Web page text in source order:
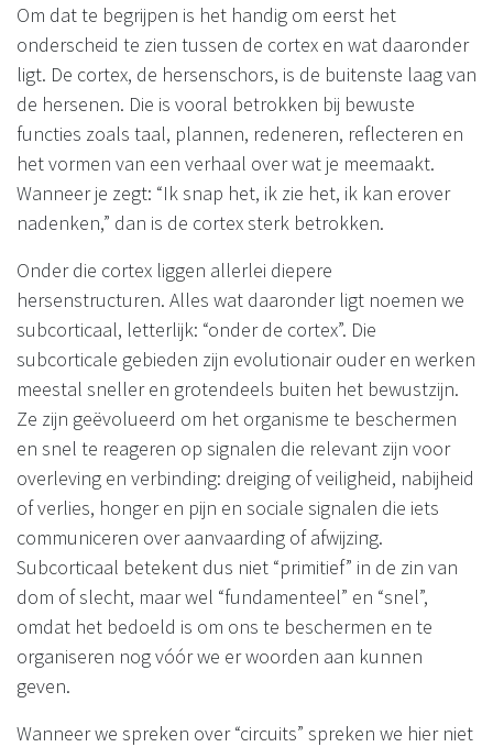
Om dat te begrijpen is het handig om eerst het
onderscheid te zien tussen de cortex en wat daaronder
ligt. De cortex, de hersenschors, is de buitenste laag van
de hersenen. Die is vooral betrokken bij bewuste
functies zoals taal, plannen, redeneren, reflecteren en
het vormen van een verhaal over wat je meemaakt.
Wanneer je zegt: “Ik snap het, ik zie het, ik kan erover
nadenken,” dan is de cortex sterk betrokken.
Onder die cortex liggen allerlei diepere
hersenstructuren. Alles wat daaronder ligt noemen we
subcorticaal, letterlijk: “onder de cortex”. Die
subcorticale gebieden zijn evolutionair ouder en werken
meestal sneller en grotendeels buiten het bewustzijn.
Ze zijn geëvolueerd om het organisme te beschermen
en snel te reageren op signalen die relevant zijn voor
overleving en verbinding: dreiging of veiligheid, nabijheid
of verlies, honger en pijn en sociale signalen die iets
communiceren over aanvaarding of afwijzing.
Subcorticaal betekent dus niet “primitief” in de zin van
dom of slecht, maar wel “fundamenteel” en “snel”,
omdat het bedoeld is om ons te beschermen en te
organiseren nog vóór we er woorden aan kunnen
geven.
Wanneer we spreken over “circuits” spreken we hier niet